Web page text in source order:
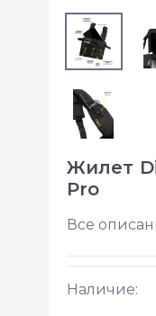
Жилет
Pro
Все
Наличие: